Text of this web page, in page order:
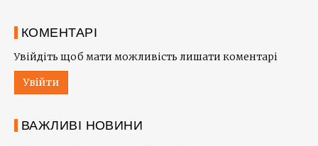
КОМЕНТАРІ
Увійдіть щоб мати можливість лишати коментарі
Увійти
ВАЖЛИВІ НОВИНИ